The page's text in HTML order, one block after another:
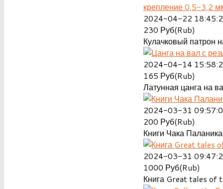
крепление 0,5-3,2
2024-04-22
230 Руб(Rub)
Кулачковый патрон
2024-04-14
165 Руб(Rub)
Латунная цанга на
2024-03-31
200 Руб(Rub)
Книги Чака
2024-03-31
1000 Руб(Rub)
Книга Great tales of